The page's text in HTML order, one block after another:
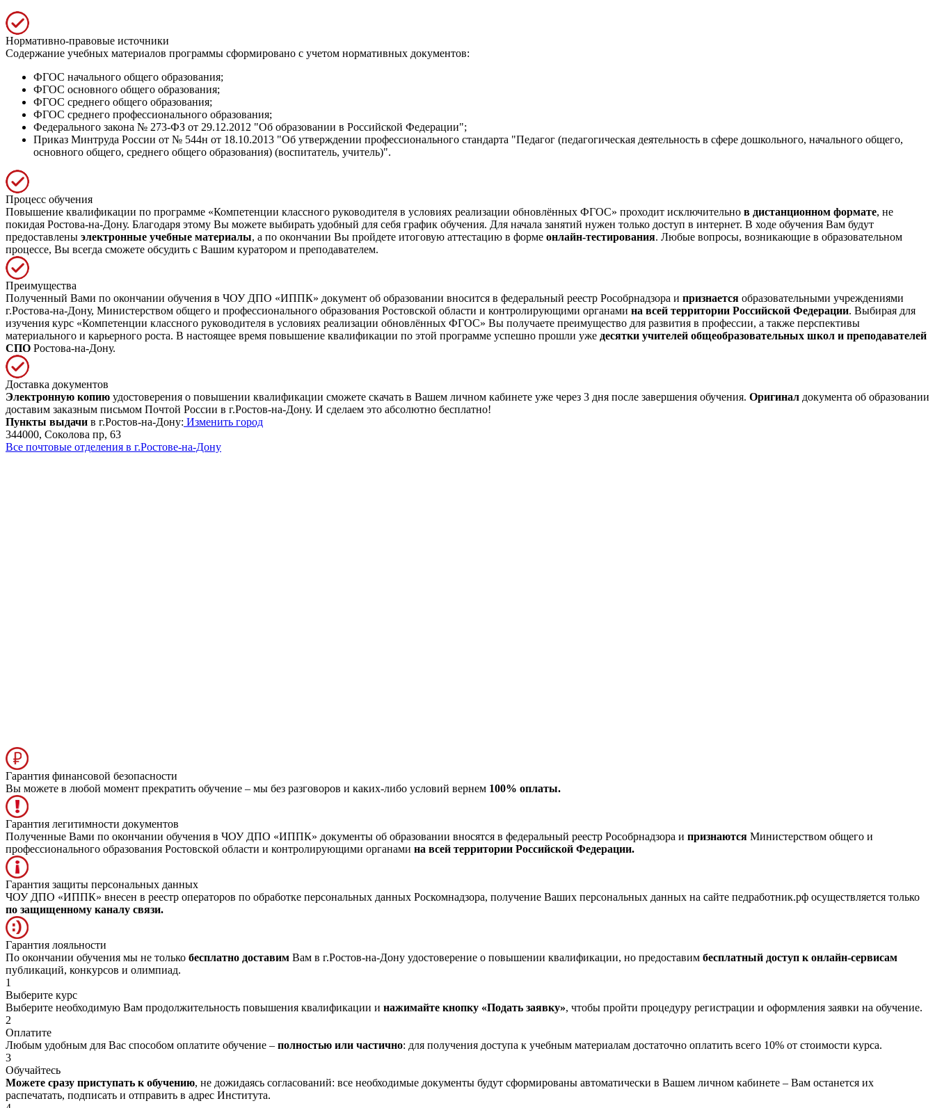
Нормативно-правовые источники
Содержание учебных материалов программы сформировано с учетом нормативных документов:
ФГОС начального общего образования;
ФГОС основного общего образования;
ФГОС среднего общего образования;
ФГОС среднего профессионального образования;
Федерального закона № 273-ФЗ от 29.12.2012 "Об образовании в Российской Федерации";
Приказ Минтруда России от № 544н от 18.10.2013 "Об утверждении профессионального стандарта "Педагог (педагогическая деятельность в сфере дошкольного, начального общего,
основного общего, среднего общего образования) (воспитатель, учитель)".
Процесс обучения
Повышение квалификации по программе «Компетенции классного руководителя в условиях реализации обновлённых ФГОС» проходит исключительно в дистанционном формате, не
покидая Ростова-на-Дону. Благодаря этому Вы можете выбирать удобный для себя график обучения. Для начала занятий нужен только доступ в интернет. В ходе обучения Вам будут
предоставлены электронные учебные материалы, а по окончании Вы пройдете итоговую аттестацию в форме онлайн-тестирования. Любые вопросы, возникающие в образовательном
процессе, Вы всегда сможете обсудить с Вашим куратором и преподавателем.
Преимущества
Полученный Вами по окончании обучения в ЧОУ ДПО «ИППК» документ об образовании вносится в федеральный реестр Рособрнадзора и признается образовательными учреждениями
г.Ростова-на-Дону, Министерством общего и профессионального образования Ростовской области и контролирующими органами на всей территории Российской Федерации. Выбирая для
изучения курс «Компетенции классного руководителя в условиях реализации обновлённых ФГОС» Вы получаете преимущество для развития в профессии, а также перспективы
материального и карьерного роста. В настоящее время повышение квалификации по этой программе успешно прошли уже десятки учителей общеобразовательных школ и преподавателей
СПО Ростова-на-Дону.
Доставка документов
Электронную копию удостоверения о повышении квалификации сможете скачать в Вашем личном кабинете уже через 3 дня после завершения обучения. Оригинал документа об образовании
доставим заказным письмом Почтой России в г.Ростов-на-Дону. И сделаем это абсолютно бесплатно!
Пункты выдачи в г.Ростов-на-Дону: Изменить город
344000, Соколова пр, 63
Все почтовые отделения в г.Ростове-на-Дону
Гарантия финансовой безопасности
Вы можете в любой момент прекратить обучение – мы без разговоров и каких-либо условий вернем 100% оплаты.
Гарантия легитимности документов
Полученные Вами по окончании обучения в ЧОУ ДПО «ИППК» документы об образовании вносятся в федеральный реестр Рособрнадзора и признаются Министерством общего и
профессионального образования Ростовской области и контролирующими органами на всей территории Российской Федерации.
Гарантия защиты персональных данных
ЧОУ ДПО «ИППК» внесен в реестр операторов по обработке персональных данных Роскомнадзора, получение Ваших персональных данных на сайте педработник.рф осуществляется только
по защищенному каналу связи.
Гарантия лояльности
По окончании обучения мы не только бесплатно доставим Вам в г.Ростов-на-Дону удостоверение о повышении квалификации, но предоставим бесплатный доступ к онлайн-сервисам
публикаций, конкурсов и олимпиад.
1
Выберите курс
Выберите необходимую Вам продолжительность повышения квалификации и нажимайте кнопку «Подать заявку», чтобы пройти процедуру регистрации и оформления заявки на обучение.
2
Оплатите
Любым удобным для Вас способом оплатите обучение – полностью или частично: для получения доступа к учебным материалам достаточно оплатить всего 10% от стоимости курса.
3
Обучайтесь
Можете сразу приступать к обучению, не дожидаясь согласований: все необходимые документы будут сформированы автоматически в Вашем личном кабинете – Вам останется их
распечатать, подписать и отправить в адрес Института.